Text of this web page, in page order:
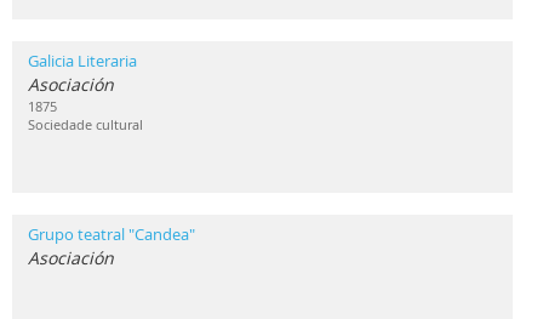
Galicia Literaria
Asociación
1875
Sociedade cultural
Grupo teatral "Candea"
Asociación